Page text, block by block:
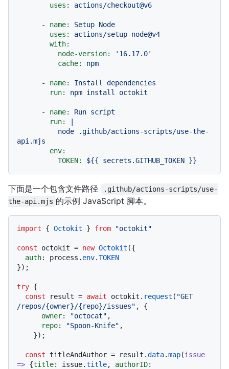
uses:
actions/checkout@v6
- name: Setup Node
uses:
actions/setup-node@v4
with:
node-version:
'16.17.0'
cache:
npm
- name: Install
dependencies
run:
npm install octokit
- name: Run script
run:
env:
TOKEN:
${{ secrets.GITHUB_TOKEN }}
下面是一个包含文件路径
.github/actions-scripts/use-
the-api.mjs 的示例 JavaScript 脚本。
import { Octokit } from "octokit"
const octokit = new Octokit ({
auth: process. env.TOKEN
});
try {
const result = await octokit. request ( "GET
/repos/{owner}/{repo}/issues" , {
owner: "octocat" ,
repo: "Spoon-Knife" ,
const titleAndAuthor = result.data.map(issue
=> {title: issue.title, authorID: